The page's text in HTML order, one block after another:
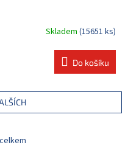
Skladem (15651 ks)
Do košíku